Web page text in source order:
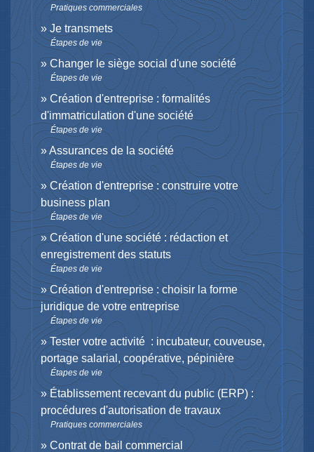
Pratiques commerciales
Je transmets
Étapes de vie
Changer le siège social d'une société
Étapes de vie
Création d'entreprise : formalités
d'immatriculation d'une société
Étapes de vie
Assurances de la société
Étapes de vie
Création d'entreprise : construire votre
business plan
Étapes de vie
Création d'une société : rédaction et
enregistrement des statuts
Étapes de vie
Création d'entreprise : choisir la forme
juridique de votre entreprise
Étapes de vie
Tester votre activité : incubateur, couveuse,
portage salarial, coopérative, pépinière
Étapes de vie
Établissement recevant du public (ERP) :
procédures d'autorisation de travaux
Pratiques commerciales
Contrat de bail commercial